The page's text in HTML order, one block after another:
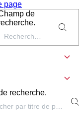
page
de
recherche.